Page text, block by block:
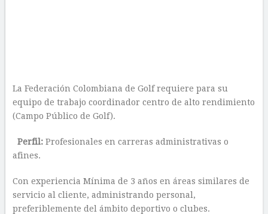
La Federación Colombiana de Golf requiere para su
equipo de trabajo coordinador centro de alto rendimiento
(Campo Público de Golf).
Perfil:Profesionales en carreras administrativas o
afines.
Con experiencia Mínima de 3 años en áreas similares de
servicio al cliente, administrando personal,
preferiblemente del ámbito deportivo o clubes.